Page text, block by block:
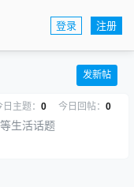
登录 注册
发新帖
日主题： 0 今日回帖： 0
生活话题